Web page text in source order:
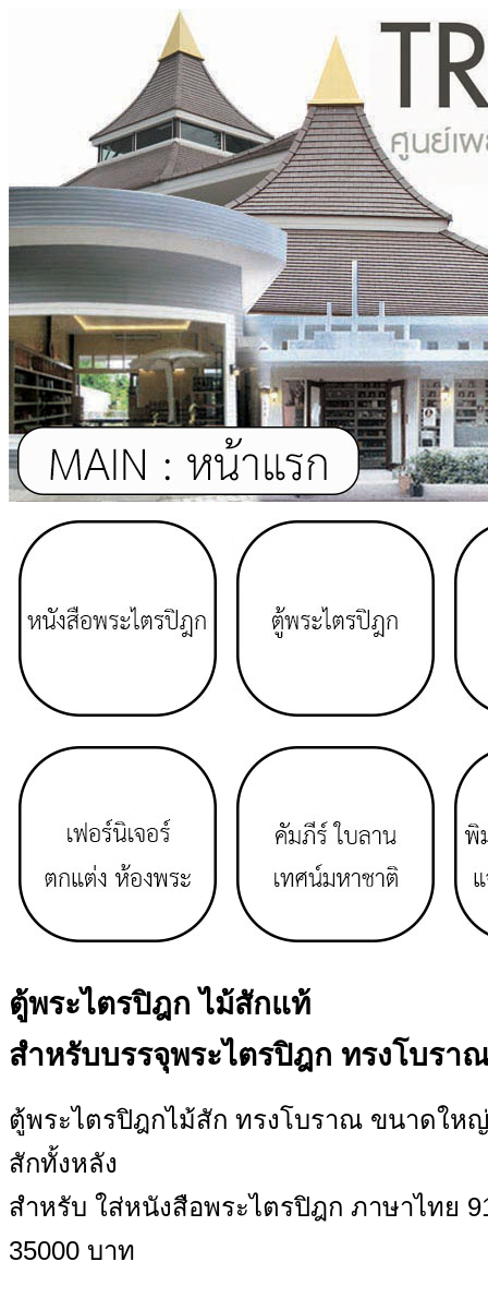
ตู้พระไตรปิฎก ไม้สักแท้
สำหรับบรรจุพระไตรปิฎก ทรงโบรา
ตู้พระไตรปิฎกไม้สัก ทรงโบราณ ขนาดให
สักทั้งหลัง
สำหรับ ใส่หนังสือพระไตรปิฎก ภาษาไทย
35000 บาท